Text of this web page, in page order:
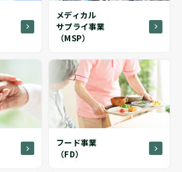
メディカル
サプライ事業
（MSP）
フード事業
（FD）